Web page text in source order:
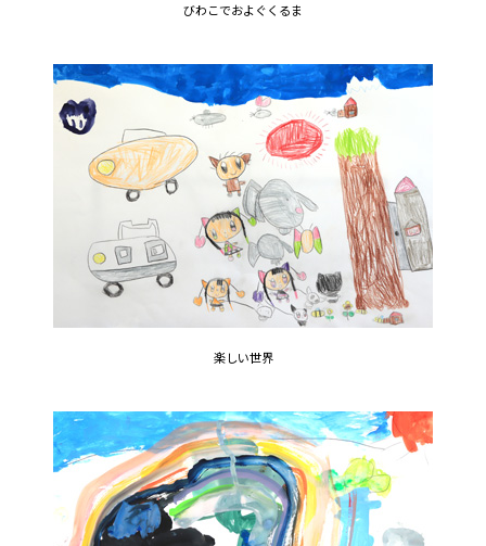
びわこでおよぐくるま
楽しい世界